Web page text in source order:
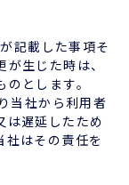
記載した事項そ
生じた時は、
とします。
当社から利用者
は遅延したため
社はその責任を